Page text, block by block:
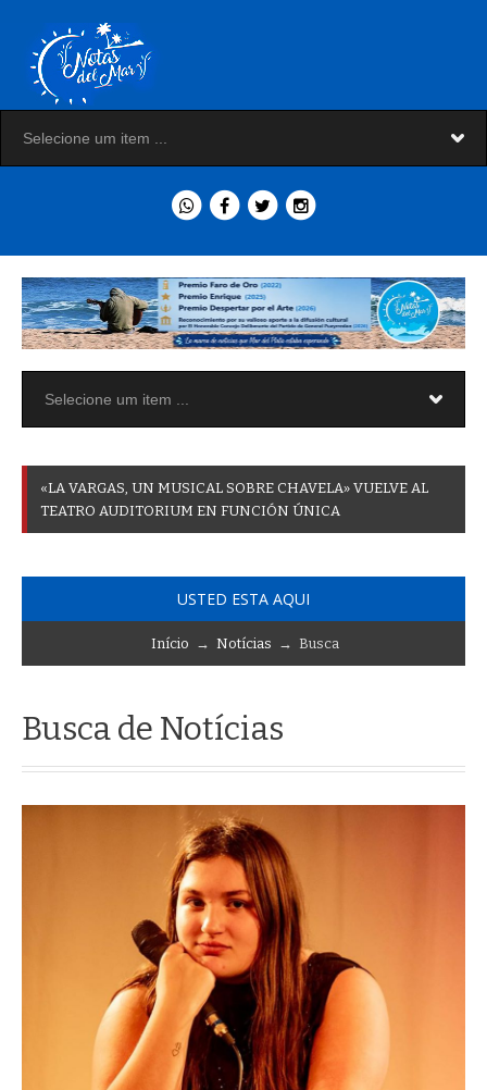
«LA VARGAS UN MUSICAL SOBRE CHAVELA» VUELVE AL
TEATRO AUDITORIUM EN FUNCIÓN ÚNICA
USTED ESTA AQUI
Início → Notícias → Busca
Busca de Notícias